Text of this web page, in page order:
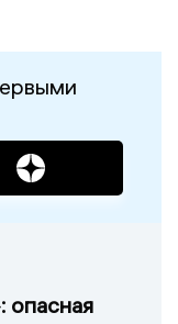
опасная